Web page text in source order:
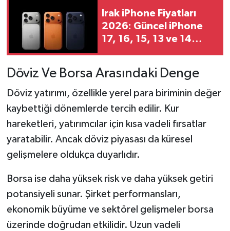
Irak iPhone Fiyatları
2026: Güncel iPhone
17, 16, 15, 13 ve 14
Döviz Ve Borsa Arasındaki Denge
Döviz yatırımı, özellikle yerel para biriminin değer
kaybettiği dönemlerde tercih edilir. Kur
hareketleri, yatırımcılar için kısa vadeli fırsatlar
yaratabilir. Ancak döviz piyasası da küresel
gelişmelere oldukça duyarlıdır.
Borsa ise daha yüksek risk ve daha yüksek getiri
potansiyeli sunar. Şirket performansları,
ekonomik büyüme ve sektörel gelişmeler borsa
üzerinde doğrudan etkilidir. Uzun vadeli